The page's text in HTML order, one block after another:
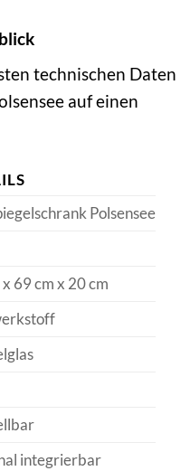
technischen Daten
auf einen
Polsensee
69 cm x 20 cm
integrierbar